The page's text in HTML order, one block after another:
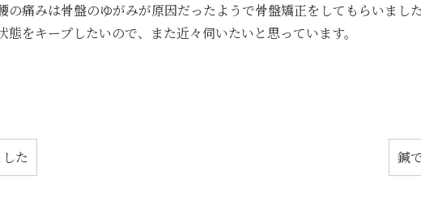
の痛みは骨盤のゆがみが原因だったようで骨盤矯正をしてもらいまし
をキープしたいので、また近々伺いたいと思っています。
た 鍼